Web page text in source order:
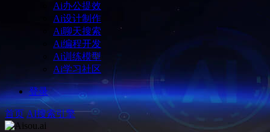
Ai办公提效
Ai设计制作
Ai聊天搜索
Ai编程开发
Ai训练模型
Ai学习社区
登录
首页 AI搜索引擎